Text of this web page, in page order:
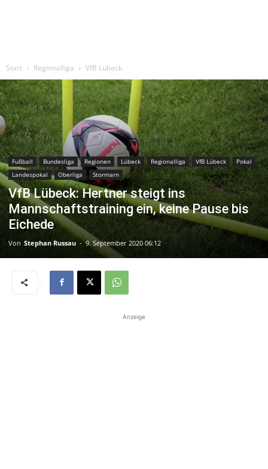
Start Regionalliga VfB Lübeck
Fußball Bundesliga Regionen Lübeck Regionalliga VfB Lübeck
Pokal
Landespokal
Oberliga Stormarn
VfB Lübeck: Hertner steigt ins
Mannschaftstraining ein, keine Pause bis
Eichede
Von Stephan Russau - 9. September 2020 06:12
Anzeige